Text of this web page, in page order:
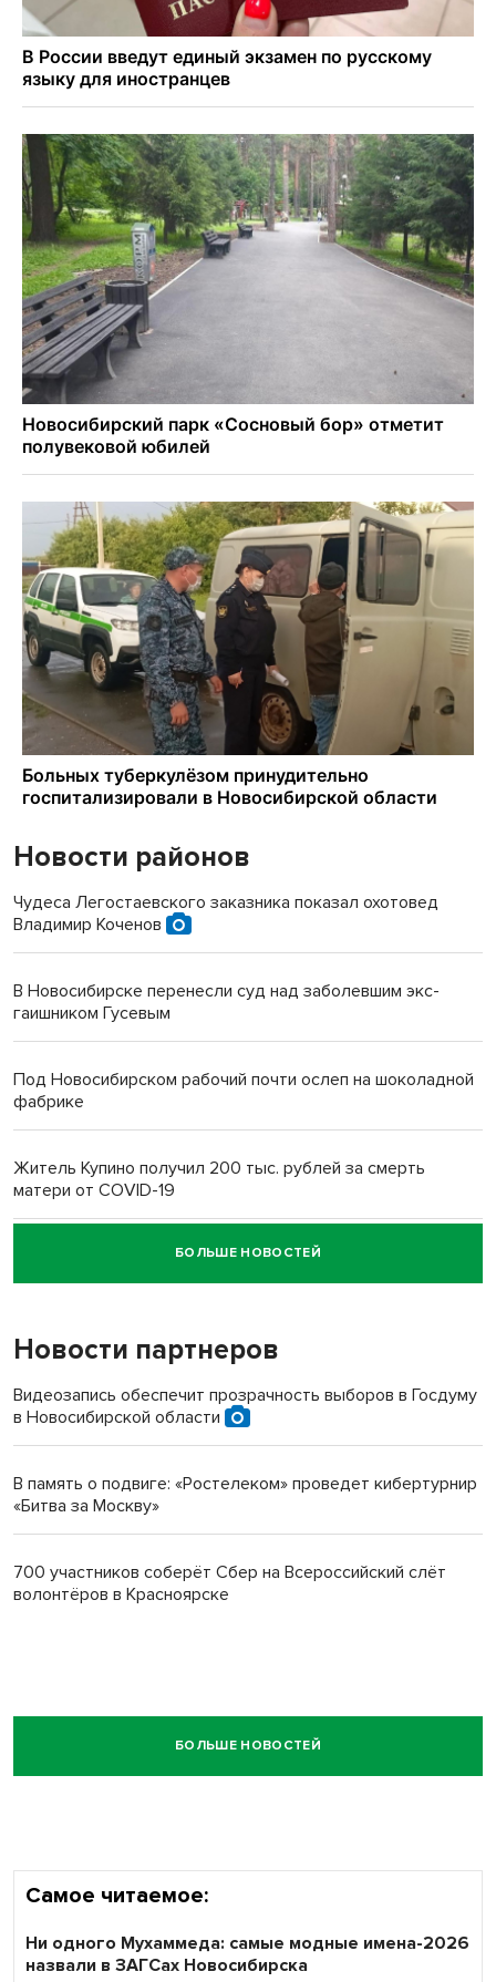
Новости районов
Чудеса Легостаевского заказника показал охотовед
Владимир Коченов
В Новосибирске перенесли суд над заболевшим экс-
гаишником Гусевым
Под Новосибирском рабочий почти ослеп на шоколадной
фабрике
Житель Купино получил 200 тыс. рублей за смерть
матери от COVID-19
Новосибирский суд наказал водителя за смерть
пенсионерки на вокзале
БОЛЬШЕ НОВОСТЕЙ
Новости партнеров
Видеозапись обеспечит прозрачность выборов в Госдуму
в Новосибирской области
В память о подвиге: «Ростелеком» проведет кибертурнир
«Битва за Москву»
700 участников соберёт Сбер на Всероссийский слёт
волонтёров в Красноярске
БОЛЬШЕ НОВОСТЕЙ
Самое читаемое:
Ни одного Мухаммеда: самые модные имена-2026
назвали в ЗАГСах Новосибирска